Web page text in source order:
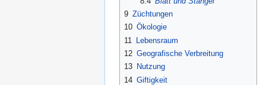
9 Züchtungen
10 Ökologie
11
Lebensraum
12 Geografische Verbreitung
13 Nutzung
14 Giftigkeit